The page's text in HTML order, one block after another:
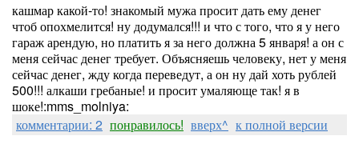
кашмар какой-то! знакомый мужа просит дать ему денег
чтоб опохмелится! ну додумался!!! и что с того, что я у него
гараж арендую, но платить я за него должна 5 января! а он с
меня сейчас денег требует. Объясняешь человеку, нет у меня
сейчас денег, жду когда переведут, а он ну дай хоть рублей
500!!! алкаши гребаные! и просит умаляюще так! я в
шоке!:mms_molniya:
комментарии: 2 понравилось! вверх^ к полной версии